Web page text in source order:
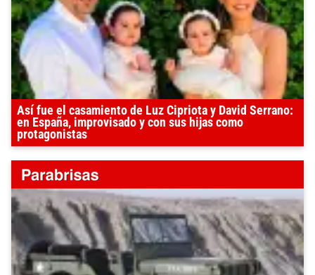
Así fue el casamiento de Luz Cipriota y David Serrano:
en España, improvisado y con sus hijas como
protagonistas